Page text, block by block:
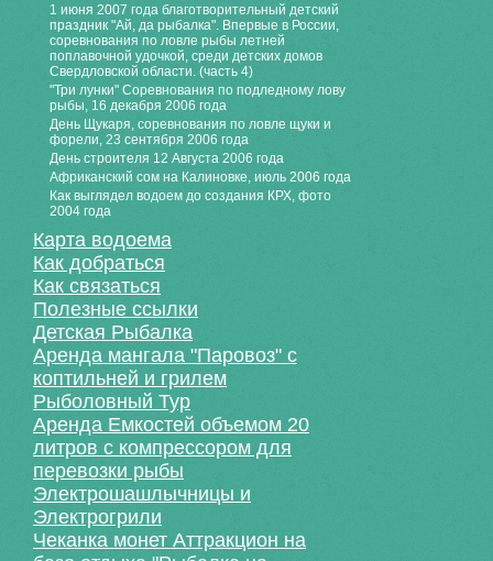
1 июня 2007 года благотворительный детский
праздник "Ай, да рыбалка". Впервые в России,
соревнования по ловле рыбы летней
поплавочной удочкой, среди детских домов
Свердловской области. (часть 4)
"Три лунки" Соревнования по подледному лову
рыбы, 16 декабря 2006 года
День Щукаря, соревнования по ловле щуки и
форели, 23 сентября 2006 года
День строителя 12 Августа 2006 года
Африканский сом на Калиновке, июль 2006 года
Как выглядел водоем до создания КРХ, фото
2004 года
Карта водоема
Как добраться
Как связаться
Полезные ссылки
Детская Рыбалка
Аренда мангала "Паровоз" с
коптильней и грилем
Рыболовный Тур
Аренда Емкостей объемом 20
литров с компрессором для
перевозки рыбы
Электрошашлычницы и
Электрогрили
Чеканка монет Аттракцион на